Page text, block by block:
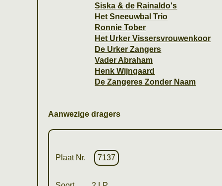
Siska & de Rainaldo's
Het Sneeuwbal Trio
Ronnie Tober
Het Urker Vissersvrouwenkoor
De Urker Zangers
Vader Abraham
Henk Wijngaard
De Zangeres Zonder Naam
Aanwezige dragers
Plaat Nr. 7137